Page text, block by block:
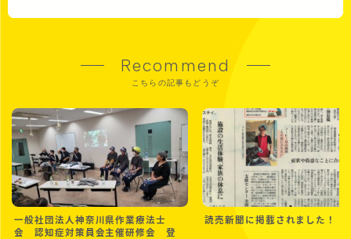
Recommend
こちらの記事もどうぞ
一般社団法人神奈川県作業療法士
会 認知症対策員会主催研修会 登
読売新聞に掲載されました！